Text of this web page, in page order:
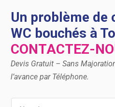
Un problème de
WC bouchés à
CONTACTEZ-
Devis Gratuit – Sans
l’avance par Téléphone.